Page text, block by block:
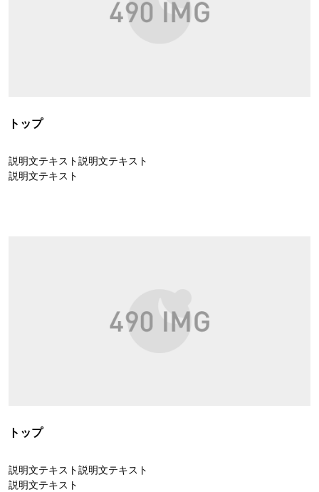
トップ
説明文テキスト説明文テキスト
説明文テキスト
トップ
説明文テキスト説明文テキスト
説明文テキスト